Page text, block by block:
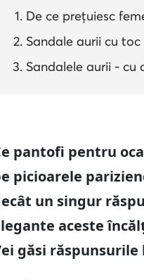
De ce prețuiesc
Sandale aurii cu
Sandalele aurii - cu
pantofi pentru
picioarele
un singur
aceste
găsi